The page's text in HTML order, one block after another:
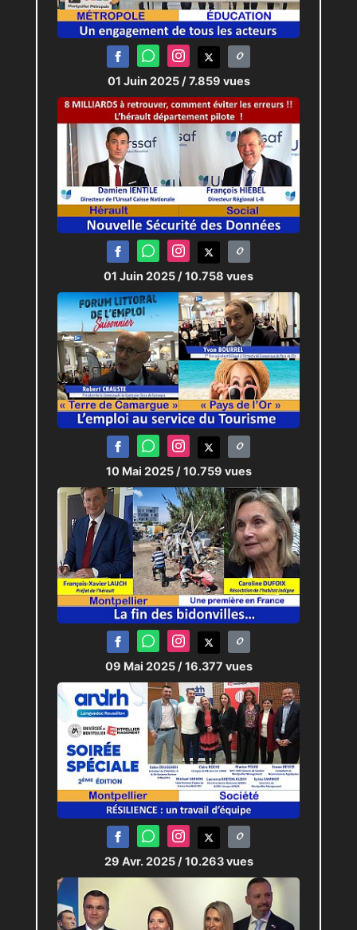
01 Juin 2025 / 7.859 vues
01 Juin 2025 / 10.758 vues
10 Mai 2025 / 10.759 vues
09 Mai 2025 / 16.377 vues
29 Avr. 2025 / 10.263 vues